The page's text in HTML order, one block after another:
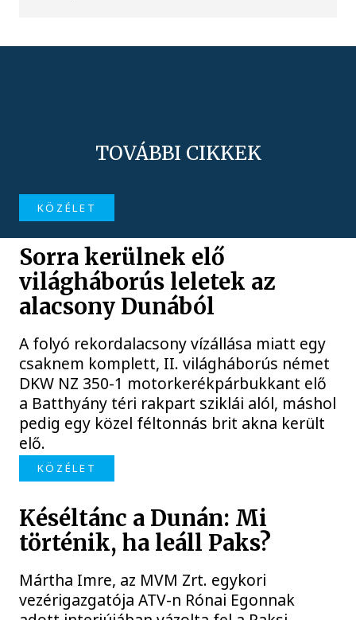
TOVÁBBI CIKKEK
KÖZÉLET
Sorra kerülnek elő
világháborús leletek az
alacsony Dunából
A folyó rekordalacsony vízállása miatt egy
csaknem komplett, II. világháborús német
DKW NZ 350-1 motorkerékpárbukkant elő
a Batthyány téri rakpart sziklái alól, máshol
pedig egy közel féltonnás brit akna került
elő.
KÖZÉLET
Késéltánc a Dunán: Mi
történik, ha leáll Paks?
Mártha Imre, az MVM Zrt. egykori
vezérigazgatója ATV-n Rónai Egonnak